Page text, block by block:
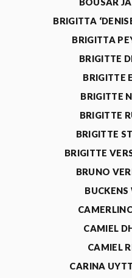
BOUSAR
BRIGITTA
BRIGITTA
BRIGITTE
BRIGITTE
BRIGITTE
BRIGITTE
BRIGITTE
BRIGITTE
BRUNO
BUCKENS
CAMIEL
CAMIEL
CARINA